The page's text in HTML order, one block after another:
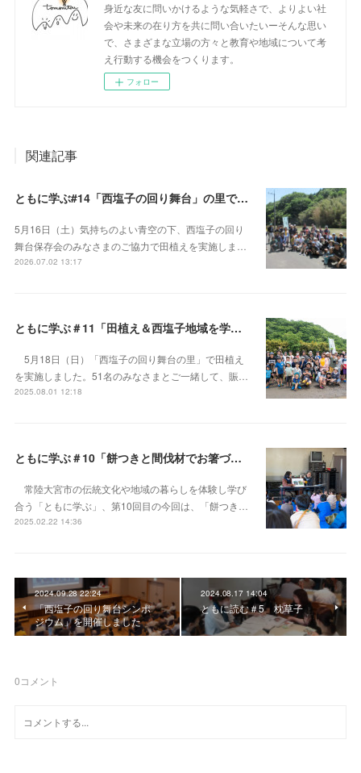
身近な友に問いかけるような気軽さで、よりよい社
会や未来の在り方を共に問い合いたいーそんな思い
で、さまざまな立場の方々と教育や地域について考
え行動する機会をつくります。
フォロー
関連記事
ともに学ぶ#14「西塩子の回り舞台」の里で田植えと地域の文化を楽しむ
5月16日（土）気持ちのよい青空の下、西塩子の回り
舞台保存会のみなさまのご協力で田植えを実施しま…
2026.07.02 13:17
ともに学ぶ＃11「田植え＆西塩子地域を学ぼう！」
5月18日（日）「西塩子の回り舞台の里」で田植え
を実施しました。51名のみなさまとご一緒して、賑…
2025.08.01 12:18
ともに学ぶ＃10「餅つきと間伐材でお箸づくり」
常陸大宮市の伝統文化や地域の暮らしを体験し学び
合う「ともに学ぶ」、第10回目の今回は、「餅つき…
2025.02.22 14:36
2024.09.28 22:24
「西塩子の回り舞台シンポ
ジウム」を開催しました
2024.08.17 14:04
ともに読む＃5 枕草子
0コメント